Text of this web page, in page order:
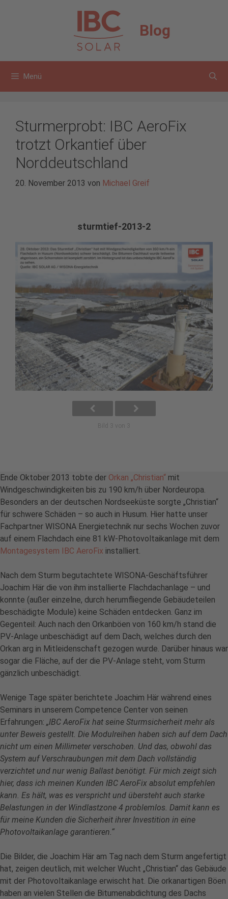
Blog
Menü
Sturmerprobt: IBC AeroFix
trotzt Orkantief über
Norddeutschland
20. November 2013 von Michael Greif
sturmtief-2013-2
Ende Oktober 2013 tobte der Orkan „Christian“ mit
Windgeschwindigkeiten bis zu 190 km/h über Nordeuropa.
Besonders an der deutschen Nordseeküste sorgte „Christian“
für schwere Schäden – so auch in Husum. Hier hatte unser
Fachpartner WISONA Energietechnik nur sechs Wochen zuvor
auf einem Flachdach eine 81 kW-Photovoltaikanlage mit dem
Montagesystem IBC AeroFix installiert.
Nach dem Sturm begutachtete WISONA-Geschäftsführer
Joachim Här die von ihm installierte Flachdachanlage – und
konnte (außer einzelne, durch herumfliegende Gebäudeteilen
beschädigte Module) keine Schäden entdecken. Ganz im
Gegenteil: Auch nach den Orkanböen von 160 km/h stand die
PV-Anlage unbeschädigt auf dem Dach, welches durch den
Orkan arg in Mitleidenschaft gezogen wurde. Darüber hinaus war
sogar die Fläche, auf der die PV-Anlage steht, vom Sturm
gänzlich unbeschädigt.
Wenige Tage später berichtete Joachim Här während eines
Seminars in unserem Competence Center von seinen
Erfahrungen: „IBC AeroFix hat seine Sturmsicherheit mehr als
unter Beweis gestellt. Die Modulreihen haben sich auf dem Dach
nicht um einen Millimeter verschoben. Und das, obwohl das
System auf Verschraubungen mit dem Dach vollständig
verzichtet und nur wenig Ballast benötigt. Für mich zeigt sich
hier, dass ich meinen Kunden IBC AeroFix absolut empfehlen
kann. Es hält, was es verspricht und übersteht auch starke
Belastungen in der Windlastzone 4 problemlos. Damit kann es
für meine Kunden die Sicherheit ihrer Investition in eine
Photovoltaikanlage garantieren.“
Die Bilder, die Joachim Här am Tag nach dem Sturm angefertigt
hat, zeigen deutlich, mit welcher Wucht „Christian“ das Gebäude
mit der Photovoltaikanlage erwischt hat. Die orkanartigen Böen
haben an vielen Stellen die Bitumenabdichtung des Dachs